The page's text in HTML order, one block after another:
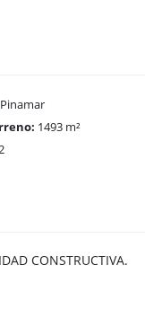
Pinamar
1493 m²
2
CONSTRUCTIVA.